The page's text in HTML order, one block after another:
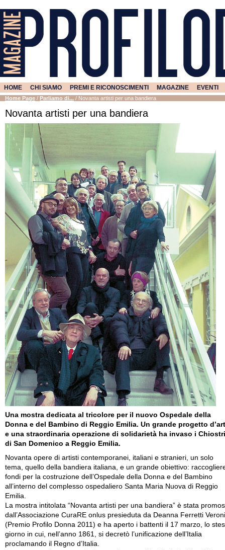
HOME CHI SIAMO PREMI E RICONOSCIMENTI MAGAZINE EVENTI
Home Page / Parliamo di... / Novanta artisti per una bandiera
Novanta artisti per una bandiera
Una mostra dedicata al tricolore per il nuovo Ospedale della
Donna e del Bambino di Reggio Emilia. Un grande progetto
e una straordinaria operazione di solidarietà ha invaso i Chiostri
di San Domenico a Reggio Emilia.
Novanta opere di artisti contemporanei, italiani e stranieri, un solo
tema, quello della bandiera italiana, e un grande obiettivo:
fondi per la costruzione dell’Ospedale della Donna e del Bambino
all’interno del complesso ospedaliero Santa Maria Nuova di Reggio
Emilia.
La mostra intitolata “Novanta artisti per una bandiera” è stata
dall’Associazione CuraRE onlus presieduta da Deanna Ferretti Veroni
(Premio Profilo Donna 2011) e ha aperto i battenti il 17 marzo, lo
giorno in cui, nell’anno 1861, si decretò l’unificazione dell’Italia
proclamando il Regno d’Italia.